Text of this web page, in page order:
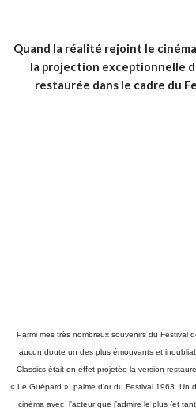
Quand la réalité rejoint le
la projection exceptionnelle
restaurée dans le cadre du
Parmi mes très nombreux souvenirs du Festival
aucun doute un des plus émouvants et
Classics était en effet projetée la version
« Le Guépard », palme d'or du Festival 1963. Un
cinéma avec l'acteur que j'admire le plus (et